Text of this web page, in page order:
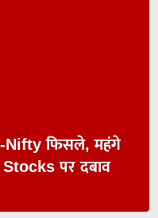
Nifty फिसले, महंगे
Stocks पर दबाव